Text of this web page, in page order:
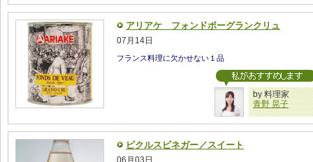
アリアケ フォンドボーグランクリュ
07月14日
フランス料理に欠かせない１品
by 料理家
青野 晃子
ピクルスビネガー／スイート
06月03日